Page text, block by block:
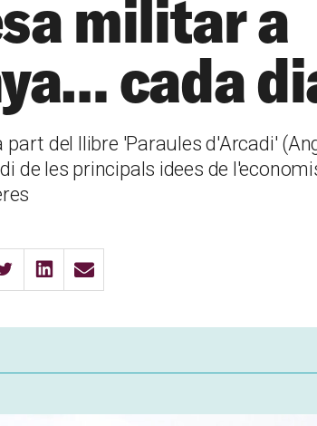
militar a
cada
del llibre 'Paraules d'Arcadi'
de les principals idees de